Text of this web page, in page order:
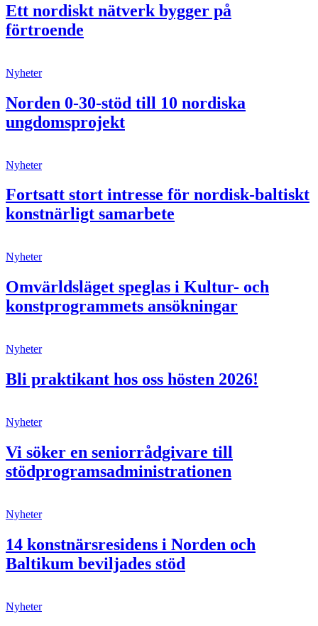
Ett nordiskt nätverk bygger på
förtroende
Nyheter
Norden 0-30-stöd till 10 nordiska
ungdomsprojekt
Nyheter
Fortsatt stort intresse för nordisk-baltiskt
konstnärligt samarbete
Nyheter
Omvärldsläget speglas i Kultur- och
konstprogrammets ansökningar
Nyheter
Bli praktikant hos oss hösten 2026!
Nyheter
Vi söker en seniorrådgivare till
stödprogramsadministrationen
Nyheter
14 konstnärsresidens i Norden och
Baltikum beviljades stöd
Nyheter